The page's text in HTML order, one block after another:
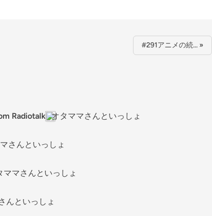
#291アニメの続… »
Radiotalk オタママさんといっしょ
さんといっしょ
ママさんといっしょ
んといっしょ